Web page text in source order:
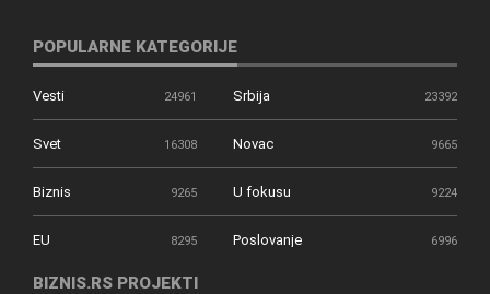
POPULARNE KATEGORIJE
Vesti 24961 Srbija 23392
Svet 16308 Novac 9665
Biznis 9265 U fokusu 9224
EU 8295 Poslovanje 6996
BIZNIS.RS PROJEKTI